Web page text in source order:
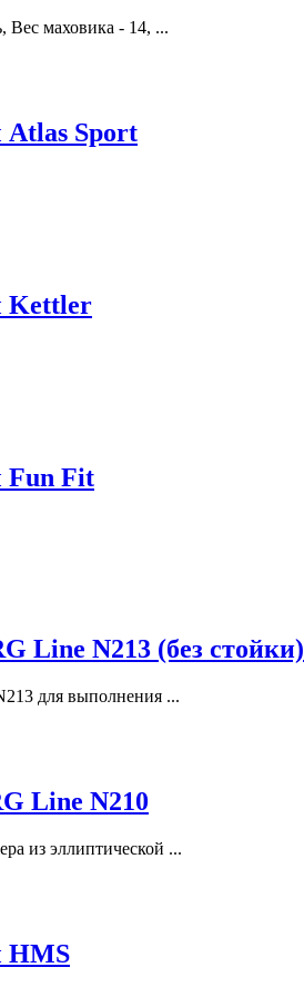
Вес маховика - 14, ...
Atlas Sport
Kettler
Fun Fit
Line N213 (без стойки)
для выполнения ...
Line N210
из эллиптической ...
HMS